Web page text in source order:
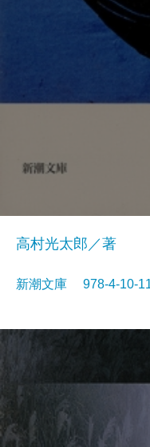
高村光太郎／著
新潮文庫 978-4-10-